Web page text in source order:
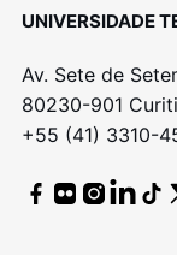
UNIVERSIDADE
Av. Sete de
80230-901
+55 (41) 3310-